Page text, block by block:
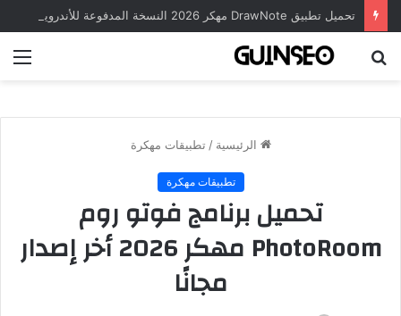
الرئيسية / تطبيقات مهكرة
تطبيقات مهكرة
تحميل برنامج فوتو روم
PhotoRoom مهكر 2026 أخر إصدار
مجانًا